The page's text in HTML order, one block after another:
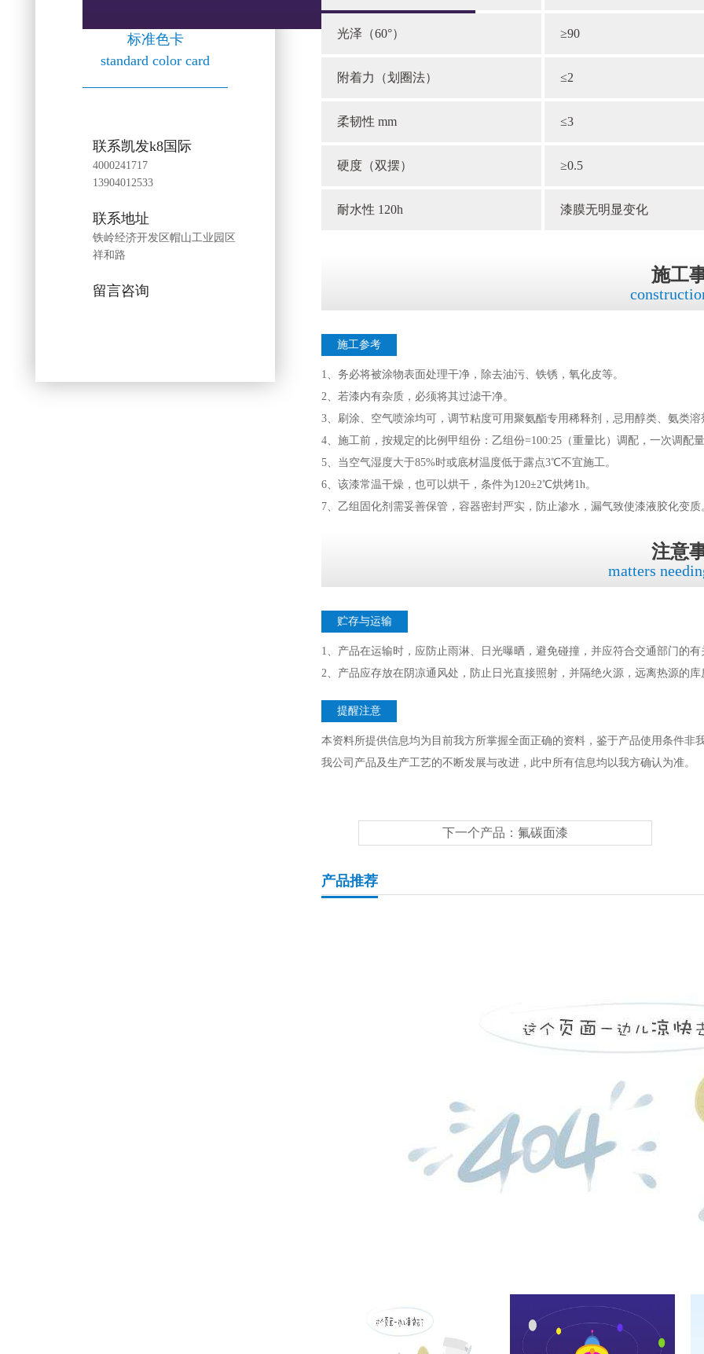
光泽（60°） ≥90
附着力（划圈法） ≤2
柔韧性 mm ≤3
硬度（双摆） ≥0.5
耐水性 120h 漆膜无明显变化
施工
施工参考
1、务必将被涂物表面处理干净，除去油污、铁锈，氧化皮等。
2、若漆内有杂质，必须将其过滤干净。
3、刷涂、空气喷涂均可，调节粘度可用聚氨酯专用稀释剂，忌用醇类、氨类溶
4、施工前，按规定的比例甲组份：乙组份=100:25（重量比）调配，一次调配
5、当空气湿度大于85%时或底材温度低于露点3℃不宜施工。
6、该漆常温干燥，也可以烘干，条件为120±2℃烘烤1h。
7、乙组固化剂需妥善保管，容器密封严实，防止渗水，漏气致使漆液胶化变质
注意
matters
贮存与运输
1、产品在运输时，应防止雨淋、日光曝晒，避免碰撞，并应符合交通部门的有
2、产品应存放在阴凉通风处，防止日光直接照射，并隔绝火源，远离热源的库
提醒注意
本资料所提供信息均为目前我方所掌握全面正确的资料，鉴于产品使用条件
我公司产品及生产工艺的不断发展与改进，此中所有信息均以我方确认为准。
下一个产品：氟碳面漆
产品推荐
标准色卡
standard color card
联系凯发k8国际
4000241717
13904012533
联系地址
铁岭经济开发区帽山工业园区
祥和路
留言咨询